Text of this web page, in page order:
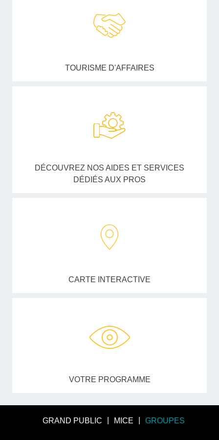
TOURISME D'AFFAIRES
DÉCOUVREZ NOS AIDES ET SERVICES
DÉDIÉS AUX PROS
CARTE INTERACTIVE
VOTRE PROGRAMME
GRAND PUBLIC MICE GROUPES